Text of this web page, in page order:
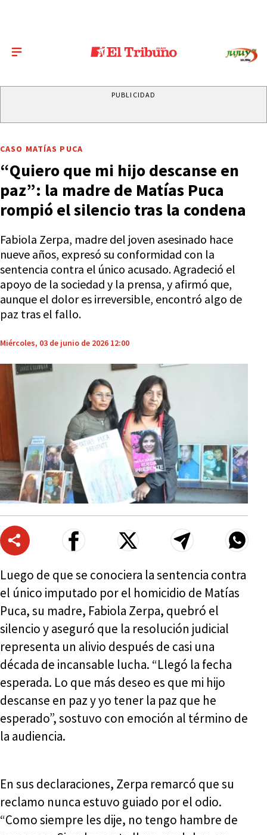
PUBLICIDAD
CASO MATÍAS PUCA
“Quiero que mi hijo descanse en
paz”: la madre de Matías Puca
rompió el silencio tras la condena
Fabiola Zerpa, madre del joven asesinado hace
nueve años, expresó su conformidad con la
sentencia contra el único acusado. Agradeció el
apoyo de la sociedad y la prensa, y afirmó que,
aunque el dolor es irreversible, encontró algo de
paz tras el fallo.
Miércoles, 03 de junio de 2026 12:00
Luego de que se conociera la sentencia contra
el único imputado por el homicidio de Matías
Puca, su madre, Fabiola Zerpa, quebró el
silencio y aseguró que la resolución judicial
representa un alivio después de casi una
década de incansable lucha. “Llegó la fecha
esperada. Lo que más deseo es que mi hijo
descanse en paz y yo tener la paz que he
esperado”, sostuvo con emoción al término de
la audiencia.
En sus declaraciones, Zerpa remarcó que su
reclamo nunca estuvo guiado por el odio.
“Como siempre les dije, no tengo hambre de